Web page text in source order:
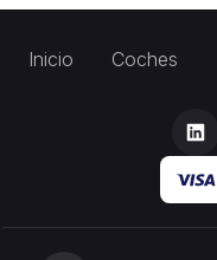
Inicio Coches